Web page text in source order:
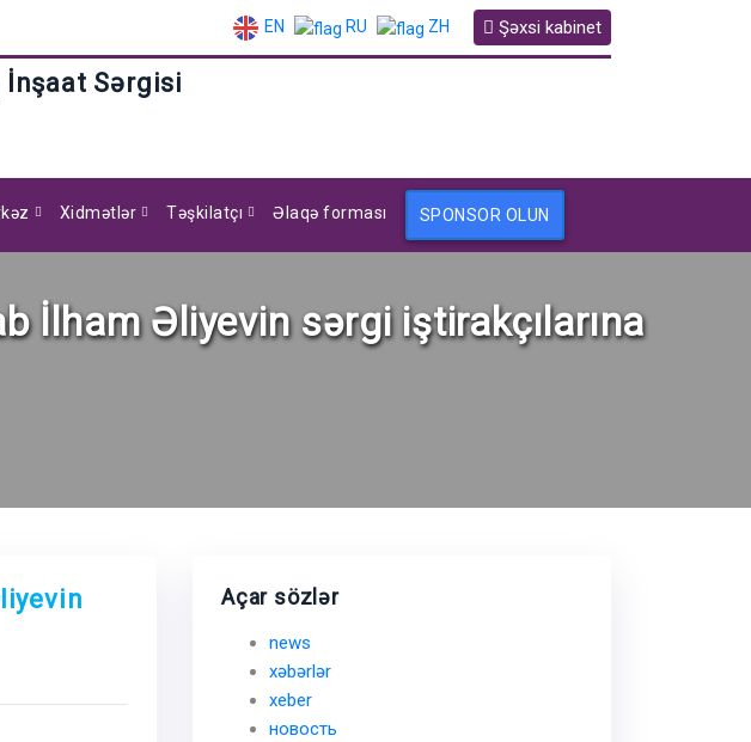
EN RU ZH Şəxsi kabinet
Sərgisi
Xidmətlər Təşkilatçı Əlaqə forması SPONSOR OLUN
İlham Əliyevin sərgi iştirakçılarına
Açar sözlər
news
xəbərlər
xeber
новость